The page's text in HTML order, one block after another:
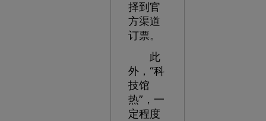
择到官
方渠道
订票。
此
外，“科
技馆
热”，一
定程度